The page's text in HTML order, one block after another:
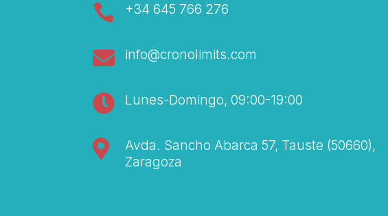
 +34 645 766 276
 info@cronolimits.com
 Lunes-Domingo, 09:00-19:00

Avda. Sancho Abarca 57, Tauste (50660),
Zaragoza